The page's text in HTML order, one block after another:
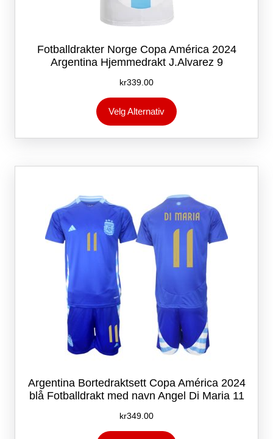
Fotballdrakter Norge Copa América 2024
Argentina Hjemmedrakt J.Alvarez 9
kr339.00
Velg Alternativ
produktet
flere
Alternativene
velges
på
produktsiden
Argentina Bortedraktsett Copa América 2024
blå Fotballdrakt med navn Angel Di Maria 11
kr349.00